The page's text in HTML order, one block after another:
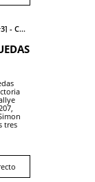
tres